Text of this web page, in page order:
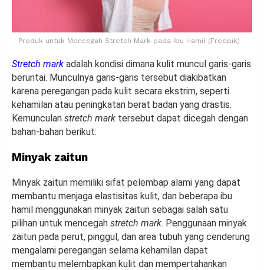
Produk untuk Mencegah Stretch Mark pada Ibu Hamil (Freepik)
Stretch mark adalah kondisi dimana kulit muncul garis-garis
beruntai. Munculnya garis-garis tersebut diakibatkan
karena peregangan pada kulit secara ekstrim, seperti
kehamilan atau peningkatan berat badan yang drastis.
Kemunculan stretch mark tersebut dapat dicegah dengan
bahan-bahan berikut:
Minyak zaitun
Minyak zaitun memiliki sifat pelembap alami yang dapat
membantu menjaga elastisitas kulit, dan beberapa ibu
hamil menggunakan minyak zaitun sebagai salah satu
pilihan untuk mencegah stretch mark. Penggunaan minyak
zaitun pada perut, pinggul, dan area tubuh yang cenderung
mengalami peregangan selama kehamilan dapat
membantu melembapkan kulit dan mempertahankan